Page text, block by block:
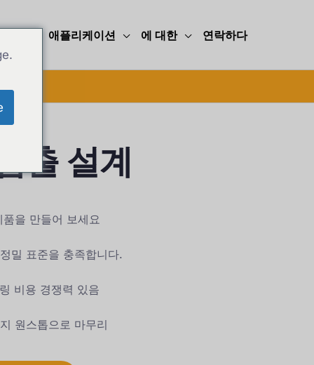
애플리케이션 에 대한 연락하다
출 설계
을 만들어 보세요
밀 표준을 충족합니다.
비용 경쟁력 있음
원스톱으로 마무리